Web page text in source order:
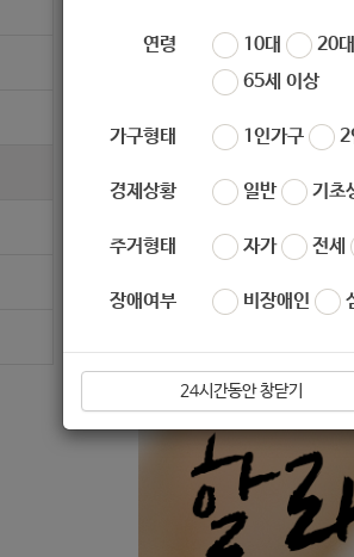
연령 10대 20대
65세 이상
가구형태 1인가구 2
경제상황 일반 기초
주거형태 자가 전세
장애여부 비장애인
24시간동안 창닫기